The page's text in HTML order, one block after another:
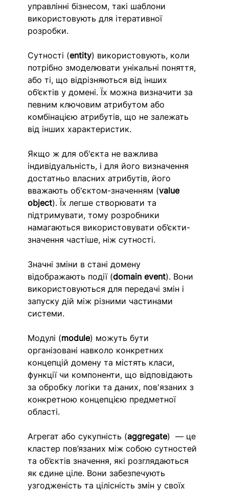
управлінні бізнесом, такі шаблони
використовують для ітеративної
розробки.
Сутності (entity) використовують, коли
потрібно змоделювати унікальні поняття,
або ті, що відрізняються від інших
об’єктів у домені. Їх можна визначити за
певним ключовим атрибутом або
комбінацією атрибутів, що не залежать
від інших характеристик.
Якщо ж для об'єкта не важлива
індивідуальність, і для його визначення
достатньо власних атрибутів, його
вважають об'єктом-значенням (value
object). Їх легше створювати та
підтримувати, тому розробники
намагаються використовувати об’єкти-
значення частіше, ніж сутності.
Значні зміни в стані домену
відображають події (domain event). Вони
використовуються для передачі змін і
запуску дій між різними частинами
системи.
Модулі (module) можуть бути
організовані навколо конкретних
концепцій домену та містять класи,
функції чи компоненти, що відповідають
за обробку логіки та даних, пов'язаних з
конкретною концепцією предметної
області.
Агрегат або сукупність (aggregate)  — це
кластер пов’язаних між собою сутностей
та об’єктів значення, які розглядаються
як єдине ціле. Вони забезпечують
узгодженість та цілісність змін у своїх